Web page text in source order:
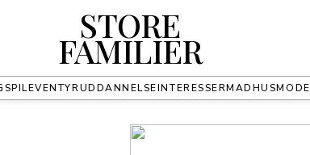
STORE
FAMILIER
SPILEVENTYRUDDANNELSEINTERESSERMADHUSMODE